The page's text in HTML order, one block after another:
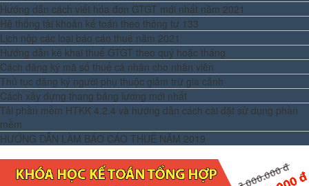
Hướng dẫn cách viết hóa đơn GTGT mới nhất năm 2021
Hệ thống tài khoản kế toán theo thông tư 133
Lịch nộp các loại báo cáo thuế năm 2021
Hướng dẫn kê khai thuế GTGT theo quý hoặc tháng
Cách đăng ký mã số thuế cá nhân cho nhân viên
Thủ tục đăng ký người phụ thuộc giảm trừ gia cảnh
Cách xây dựng thang bảng lương mới nhất
Tải phần mềm HTKK 4.2.4 và hướng dẫn cách cài đặt sử dụng phần
mềm
HƯỚNG DẪN LÀM BÁO CÁO THUẾ NĂM 2019